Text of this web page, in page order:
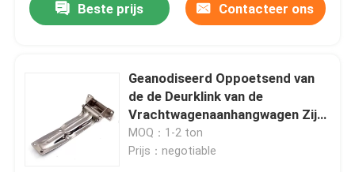
Beste prijs Contacteer ons
Geanodiseerd Oppoetsend van
de de Deurklink van de
Vrachtwagenaanhangwagen Zij
de Deurslot
MOQ：1-2 ton
Prijs：negotiable